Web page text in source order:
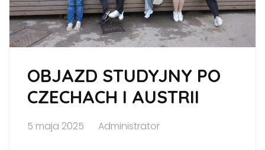
OBJAZD STUDYJNY PO
CZECHACH I AUSTRII
5 maja 2025 Administrator